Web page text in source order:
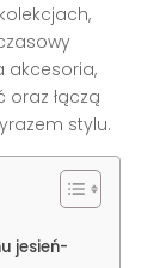
akcesoria,
łączą
stylu.
jesień-